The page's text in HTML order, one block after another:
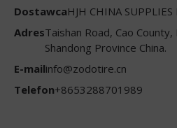
DostawcaHJH CHINA SUPPLIES
AdresTaishan Road, Cao
Shandong Province China.
E-mailinfo@zodotire.cn
Telefon+8653288701989